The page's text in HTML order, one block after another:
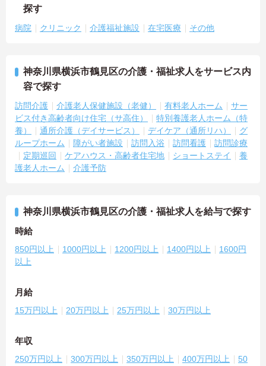
探す
病院 クリニック 介護福祉施設 在宅医療 その他
神奈川県横浜市鶴見区の介護・福祉求人をサービス内
容で探す
訪問介護 介護老人保健施設（老健） 有料老人ホーム
サー
ビス付き高齢者向け住宅（サ高住）
特別養護老人ホーム（特
養）
通所介護（デイサービス） デイケア（通所リハ）
グ
ループホーム
障がい者施設 訪問入浴 訪問看護
訪問診療
定期巡回
ケアハウス・高齢者住宅地 ショートステイ
養
護老人ホーム
介護予防
神奈川県横浜市鶴見区の介護・福祉求人を給与で探す
時給
850円以上 1000円以上 1200円以上 1400円以上
1600円
以上
月給
15万円以上 20万円以上 25万円以上 30万円以上
年収
250万円以上 300万円以上 350万円以上 400万円以上
50